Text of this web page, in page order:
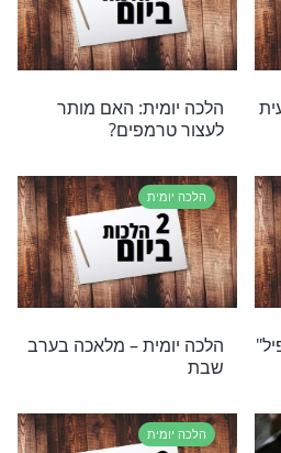
הלכה יומית – בישום וקליעת
צמות בשבת
הלכה יומית